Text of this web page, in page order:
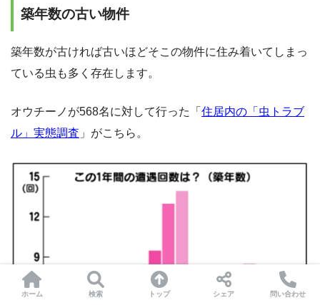
築年数の古い物件
築年数が古ければ古いほどそこの物件に住み着いてしまっ
ている虫も多く存在します。
オウチーノが568名に対して行った「 住居内の「虫トラブ
ル」実態調査 」がこちら。
ホーム 検索 トップ シェア 問い合わせ